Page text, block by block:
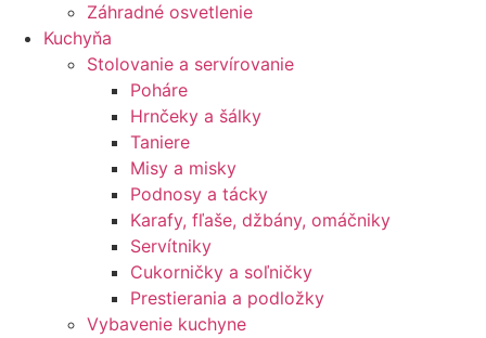
Záhradné osvetlenie
Kuchyňa
Stolovanie a servírovanie
Poháre
Hrnčeky a šálky
Taniere
Misy a misky
Podnosy a tácky
Karafy, fľaše, džbány, omáčniky
Servítniky
Cukorničky a soľničky
Prestierania a podložky
Vybavenie kuchyne